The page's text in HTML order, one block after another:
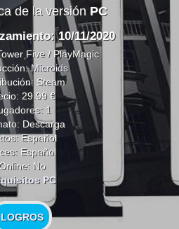
de la versión PC
10/11/2020
Five / PlayMagic
Microids
Steam
29.99 €
1
Descarga
Español
Español
No
PC
LOGROS